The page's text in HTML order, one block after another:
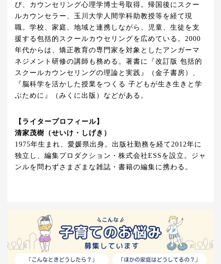
び、カウンセリング心理学博士号取得。帰国後にスクー
ルカウンセラー、玉川大学人間学科助教授等を経て現
職。学校、家庭、地域と連携しながら、児童、生徒を支
援する包括的スクールカウセリングを広めている。2000
年代からは、矯正教育の専門家を対象としたアンガーマ
ネジメント研修の講師も務める。著書に『改訂版 包括的
スクールカウンセリングの理論と実践』（金子書房）、
『脳科学を活かした授業をつくる 子どもが生き生きと学
ぶために』（みくに出版）などがある。
【ライタープロフィール】
清家茂樹（せいけ・しげき）
1975年生まれ、愛媛県出身。出版社勤務を経て2012年に
独立し、編集プロダクション・株式会社ESSを設立。ジャ
ンルを問わずさまざまな雑誌・書籍の編集に携わる。